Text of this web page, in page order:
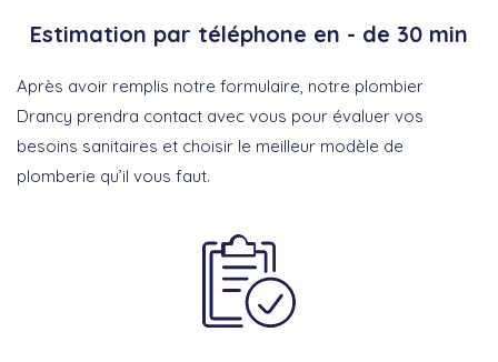
Estimation par téléphone en - de 30 min
Après avoir remplis notre formulaire, notre plombier
Drancy prendra contact avec vous pour évaluer vos
besoins sanitaires et choisir le meilleur modèle de
plomberie qu’il vous faut.